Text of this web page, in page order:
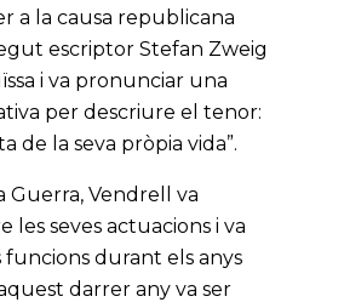
a la causa republicana
escriptor Stefan Zweig
i va pronunciar una
per descriure el tenor:
de la seva pròpia vida”.
Guerra, Vendrell va
seves actuacions i va
durant els anys
darrer any va ser